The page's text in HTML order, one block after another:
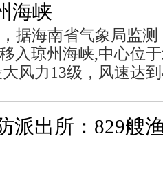
海峡
据海南省气象局监
入琼州海峡,中心位
风力13级，风速达
派出所：829艘